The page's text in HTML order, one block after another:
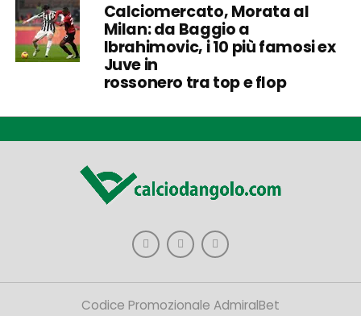
Calciomercato, Morata al
Milan: da Baggio a
Ibrahimovic, i 10 più famosi ex
Juve in
rossonero tra top e flop
Codice Promozionale AdmiralBet